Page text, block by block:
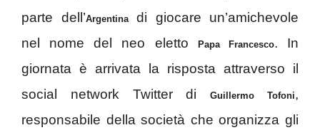
parte dell’Argentinadi giocare un’amichevole
nel nome del neo eletto
Papa Francesco. In
giornata è arrivata la risposta attraverso il
social network Twitter diGuillermo Tofoni,
responsabile della società che organizza gli